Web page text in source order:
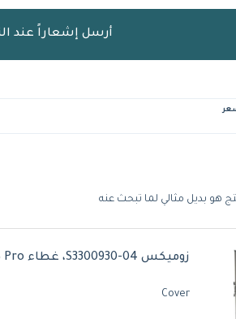
أرسل إشعاراً عند
هو بديل مثالي لما تبحث عنه
زوميكس S3300930-04، غطاء VER/ESS Pro
Cover